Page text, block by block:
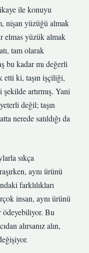
ile konuyu
nişan yüzüğü almak
elmas yüzük almak
tam olarak
bu kadar mı değerli
etti ki, taşın işçiliği,
artırmış. Yani
değil; taşın
nerede satıldığı da
sıkça
aynı ürünü
farklılıkları
insan, aynı ürünü
ödeyebiliyor. Bu
alırsanız alın,